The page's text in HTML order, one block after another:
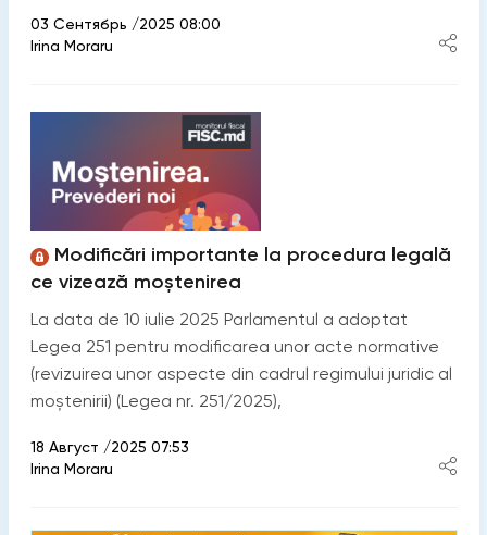
03 Сентябрь /2025 08:00
Irina Moraru
Modificări importante la procedura legală
ce vizează moștenirea
La data de 10 iulie 2025 Parlamentul a adoptat
Legea 251 pentru modificarea unor acte normative
(revizuirea unor aspecte din cadrul regimului juridic al
moștenirii) (Legea nr. 251/2025),
18 Август /2025 07:53
Irina Moraru